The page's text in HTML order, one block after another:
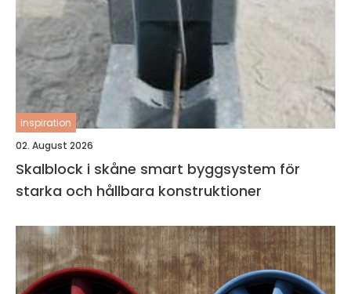
inspiration
02. August 2026
Skalblock i skåne smart byggsystem för
starka och hållbara konstruktioner